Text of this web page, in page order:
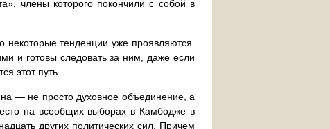
члены которого покончили с собой в
тенденции уже проявляются.
и готовы следовать за ним, даже если
этот путь.
— не просто духовное объединение, а
на всеобщих выборах в Камбодже в
других политических сил. Причем